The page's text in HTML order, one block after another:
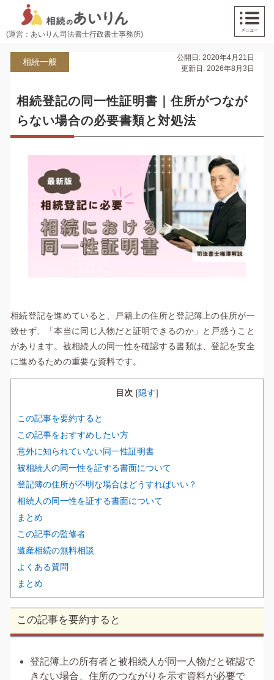
(運営：あいりん司法書士行政書士事務所)
相続一般
公開日: 2020年4月21日
更新日: 2026年8月3日
相続登記の同一性証明書｜住所がつなが
らない場合の必要書類と対処法
相続登記を進めていると、戸籍上の住所と登記簿上の住所が一
致せず、「本当に同じ人物だと証明できるのか」と戸惑うこと
があります。被相続人の同一性を確認する書類は、登記を安全
に進めるための重要な資料です。
目次 隠す
この記事を要約すると
この記事をおすすめしたい方
意外に知られていない同一性証明書
被相続人の同一性を証する書面について
登記簿の住所が不明な場合はどうすればいい？
相続人の同一性を証する書面について
まとめ
この記事の監修者
遺産相続の無料相談
よくある質問
まとめ
この記事を要約すると
登記簿上の所有者と被相続人が同一人物だと確認で
きない場合、住所のつながりを示す資料が必要で